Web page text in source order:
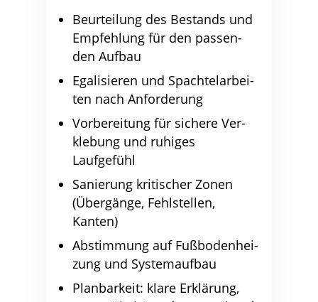
Beur­tei­lung des Bestands und
Emp­feh­lung für den pas­sen­
den Aufbau
Ega­li­sie­ren und Spach­tel­ar­bei­
ten nach Anforderung
Vor­be­rei­tung für siche­re Ver­
kle­bung und ruhi­ges
Laufgefühl
Sanie­rung kri­ti­scher Zonen
(Über­gän­ge, Fehl­stel­len,
Kanten)
Abstim­mung auf Fuß­bo­den­hei­
zung und Systemaufbau
Plan­bar­keit: kla­re Erklä­rung,